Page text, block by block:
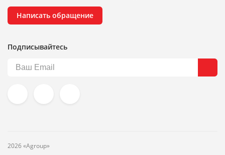
Написать обращение
Подписывайтесь
2026 «Agroup»